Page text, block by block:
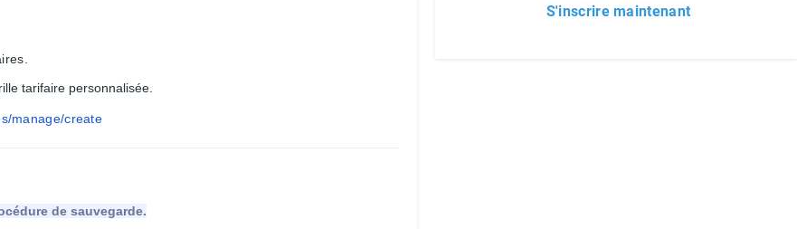
S'inscrire maintenant
tarifaire personnalisée.
manage/create
de sauvegarde.